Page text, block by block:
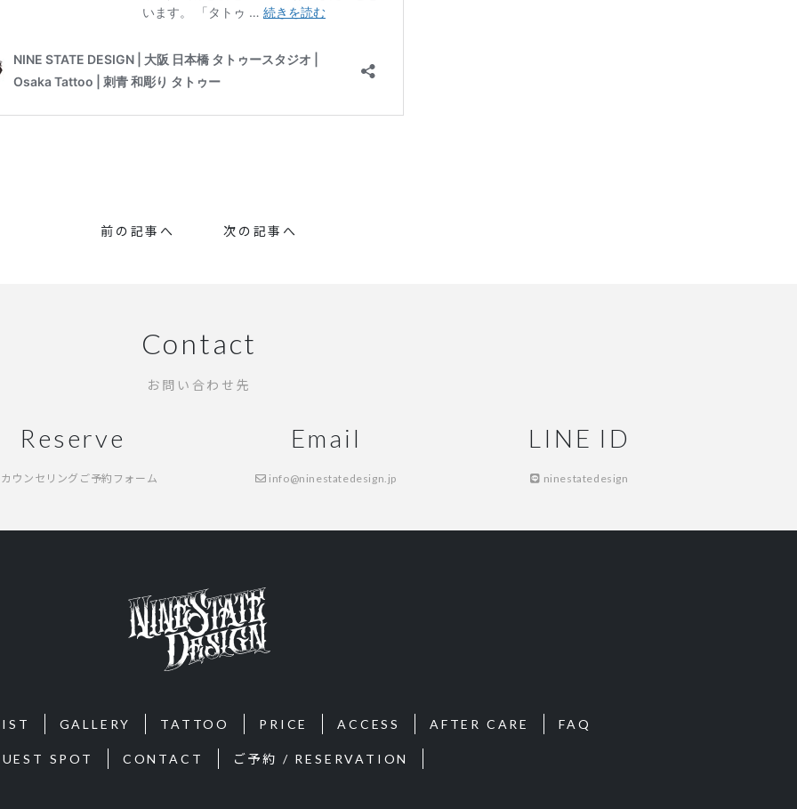
前の記事へ 次の記事へ
Contact
お問い合わせ先
Reserve
ウンセリングご予約フォーム
Email
info@ninestatedesign.jp
LINE ID
ninestatedesign
GALLERY TATTOO PRICE ACCESS AFTER CARE FAQ
SPOT CONTACT ご予約 / RESERVATION